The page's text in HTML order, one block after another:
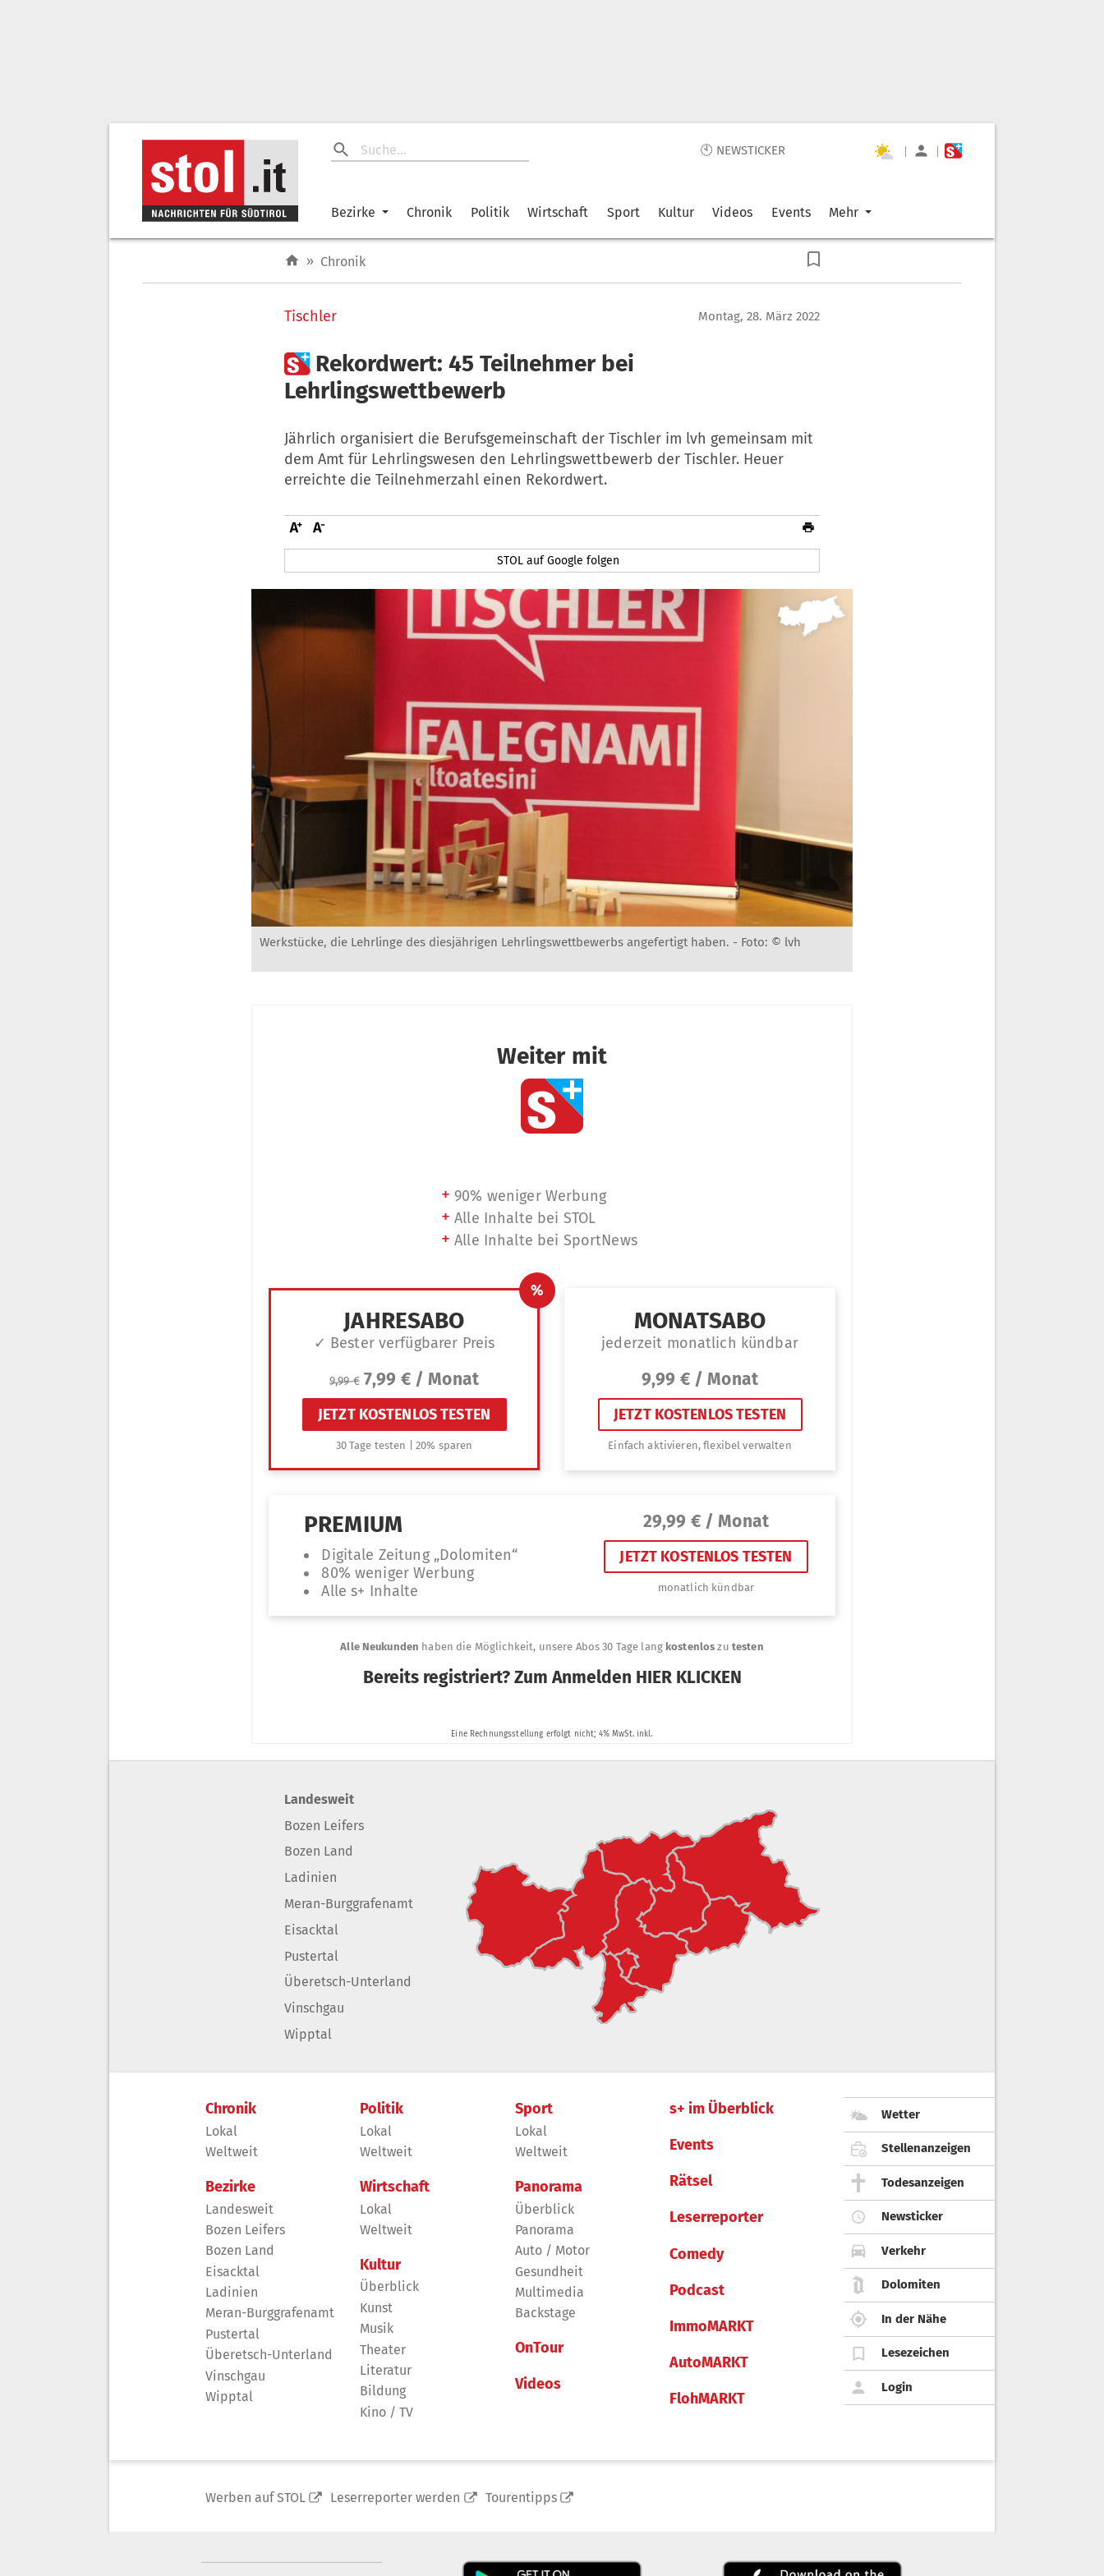
🕙 NEWSTICKER | |
Bezirke Chronik Politik Wirtschaft Sport Kultur Videos Events Mehr
» Chronik
Tischler Montag, 28. März 2022
 Rekordwert: 45 Teilnehmer bei
Lehrlingswettbewerb
Jährlich organisiert die Berufsgemeinschaft der Tischler im lvh gemeinsam mit
dem Amt für Lehrlingswesen den Lehrlingswettbewerb der Tischler. Heuer
erreichte die Teilnehmerzahl einen Rekordwert.
STOL auf Google folgen
Werkstücke, die Lehrlinge des diesjährigen Lehrlingswettbewerbs angefertigt haben. - Foto: © lvh
Landesweit
Bozen Leifers
Bozen Land
Ladinien
Meran-Burggrafenamt
Eisacktal
Pustertal
Überetsch-Unterland
Vinschgau
Wipptal
Chronik
Lokal
Weltweit
Bezirke
Landesweit
Bozen Leifers
Bozen Land
Eisacktal
Ladinien
Meran-Burggrafenamt
Pustertal
Überetsch-Unterland
Vinschgau
Wipptal
Politik
Lokal
Weltweit
Wirtschaft
Lokal
Weltweit
Kultur
Überblick
Kunst
Musik
Theater
Literatur
Bildung
Kino / TV
Sport
Lokal
Weltweit
Panorama
Überblick
Panorama
Auto / Motor
Gesundheit
Multimedia
Backstage
OnTour
Videos
s+ im Überblick
Events
Rätsel
Leserreporter
Comedy
Podcast
ImmoMARKT
AutoMARKT
FlohMARKT
Wetter
Stellenanzeigen
Todesanzeigen
Newsticker
Verkehr
Dolomiten
In der Nähe
Lesezeichen
Login
Werben auf STOL Leserreporter werden Tourentipps